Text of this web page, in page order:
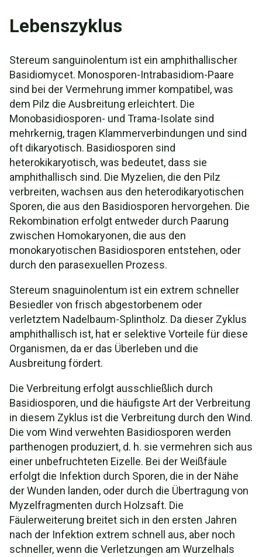
Lebenszyklus
Stereum sanguinolentum ist ein amphithallischer
Basidiomycet. Monosporen-Intrabasidiom-Paare
sind bei der Vermehrung immer kompatibel, was
dem Pilz die Ausbreitung erleichtert. Die
Monobasidiosporen- und Trama-Isolate sind
mehrkernig, tragen Klammerverbindungen und sind
oft dikaryotisch. Basidiosporen sind
heterokikaryotisch, was bedeutet, dass sie
amphithallisch sind. Die Myzelien, die den Pilz
verbreiten, wachsen aus den heterodikaryotischen
Sporen, die aus den Basidiosporen hervorgehen. Die
Rekombination erfolgt entweder durch Paarung
zwischen Homokaryonen, die aus den
monokaryotischen Basidiosporen entstehen, oder
durch den parasexuellen Prozess.
Stereum snaguinolentum ist ein extrem schneller
Besiedler von frisch abgestorbenem oder
verletztem Nadelbaum-Splintholz. Da dieser Zyklus
amphithallisch ist, hat er selektive Vorteile für diese
Organismen, da er das Überleben und die
Ausbreitung fördert.
Die Verbreitung erfolgt ausschließlich durch
Basidiosporen, und die häufigste Art der Verbreitung
in diesem Zyklus ist die Verbreitung durch den Wind.
Die vom Wind verwehten Basidiosporen werden
parthenogen produziert, d. h. sie vermehren sich aus
einer unbefruchteten Eizelle. Bei der Weißfäule
erfolgt die Infektion durch Sporen, die in der Nähe
der Wunden landen, oder durch die Übertragung von
Myzelfragmenten durch Holzsaft. Die
Fäulerweiterung breitet sich in den ersten Jahren
nach der Infektion extrem schnell aus, aber noch
schneller, wenn die Verletzungen am Wurzelhals